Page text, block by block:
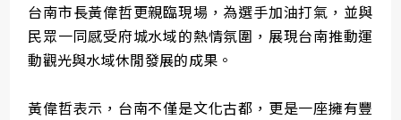
台南市長黃偉哲更親臨現場，為選手加油打氣，並與
民眾一同感受府城水域的熱情氛圍，展現台南推動運
動觀光與水域休閒發展的成果。
黃偉哲表示，台南不僅是文化古都，更是一座擁有豐